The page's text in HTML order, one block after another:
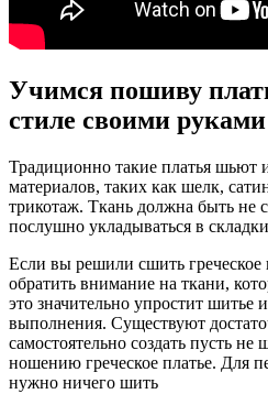
Учимся пошиву
стиле своими руками
Традиционно такие платья шьют
материалов, таких как шелк,
трикотаж. Ткань должна быть не
послушно укладываться в
Если вы решили сшить греческое
обратить внимание на ткани,
это значительно упростит шитье
выполнения. Существуют
самостоятельно создать пусть
ношению греческое платье. Для
нужно ничего шить